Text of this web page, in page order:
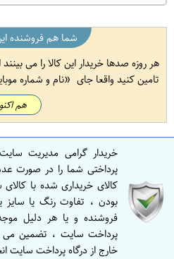
شما هم فروشنده
هر روزه صدها خریدار این کالا را می
تامین کنید واقعا جای
نام و شماره
هم
خریدار گرامی مدیریت
پرداختی شما را در صورت
کالای خریداری شده با
بودن ، تفاوت رنگ یا سایز
فروشنده و یا هر دلیل
پرداخت سایت ، تضمین می
خارج از درگاه پرداخت سایت